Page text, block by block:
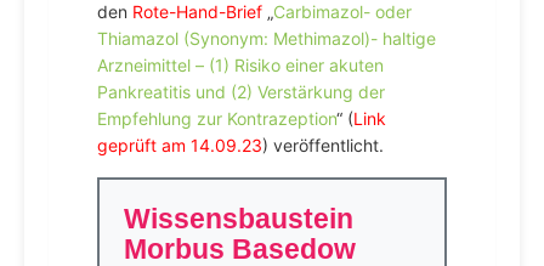
den Rote-Hand-Brief „Carbimazol- oder
Thiamazol (Synonym: Methimazol)- haltige
Arzneimittel – (1) Risiko einer akuten
Pankreatitis und (2) Verstärkung der
Empfehlung zur Kontrazeption“ (Link
geprüft am 14.09.23) veröffentlicht.
Wissensbaustein
Morbus Basedow